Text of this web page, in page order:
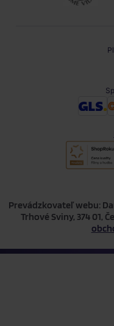
Prevádzkovateľ webu:
Trhové Sviny, 374 01,